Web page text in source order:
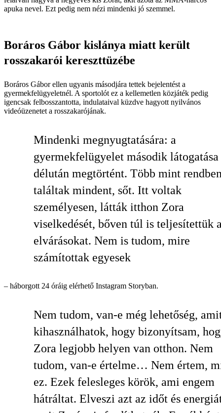
apuka nevel. Ezt pedig nem nézi mindenki jó szemmel.
Boráros Gábor kislánya miatt került
rosszakarói kereszttüzébe
Boráros Gábor ellen ugyanis másodjára tettek bejelentést a
gyermekfelügyeletnél. A sportolót ez a kellemetlen közjáték pedig
igencsak felbosszantotta, indulataival küzdve hagyott nyilvános
videóüzenetet a rosszakarójának.
Mindenki megnyugtatására: a
gyermekfelügyelet második látogatása
délután megtörtént. Több mint
találtak mindent, sőt. Itt voltak
személyesen, látták itthon Zora
viselkedését, bőven túl is teljesítettük
elvárásokat. Nem is tudom, mire
számítottak egyesek
– háborgott 24 óráig elérhető Instagram Storyban.
Nem tudom, van-e még lehetőség,
kihasználhatok, hogy bizonyítsam,
Zora legjobb helyen van otthon. Nem
tudom, van-e értelme… Nem értem,
ez. Ezek felesleges körök, ami engem
hátráltat. Elveszi azt az időt és